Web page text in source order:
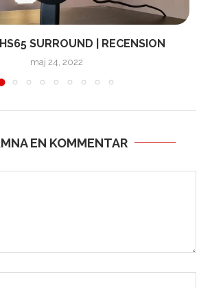
SURROUND | RECENSION
maj 24, 2022
EN KOMMENTAR